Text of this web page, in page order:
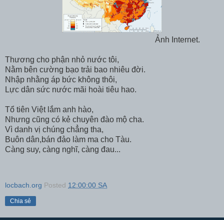
Ảnh Internet.
Thương cho phận nhỏ nước tôi,
Nằm bên cường bạo trải bao nhiêu đời.
Nhập nhằng áp bức không thôi,
Lực dân sức nước mãi hoài tiêu hao.
Tổ tiên Việt lắm anh hào,
Nhưng cũng có kẻ chuyên đào mộ cha.
Vì danh vị chúng chẳng tha,
Buôn dân,bán đảo làm ma cho Tàu.
Càng suy, càng nghĩ, càng đau...
locbach.org Posted 12:00:00 SA
Chia sẻ